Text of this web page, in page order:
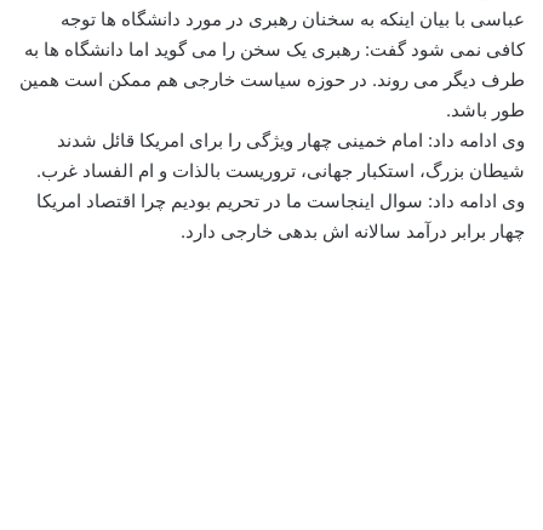
عباسی با بیان اینکه به سخنان رهبری در مورد دانشگاه ها توجه
کافی نمی شود گفت: رهبری یک سخن را می گوید اما دانشگاه ها به
طرف دیگر می روند. در حوزه سیاست خارجی هم ممکن است همین
طور باشد.
وی ادامه داد: امام خمینی چهار ویژگی را برای امریکا قائل شدند
شیطان بزرگ، استکبار جهانی، تروریست بالذات و ام الفساد غرب.
وی ادامه داد: سوال اینجاست ما در تحریم بودیم چرا اقتصاد امریکا
چهار برابر درآمد سالانه اش بدهی خارجی دارد.